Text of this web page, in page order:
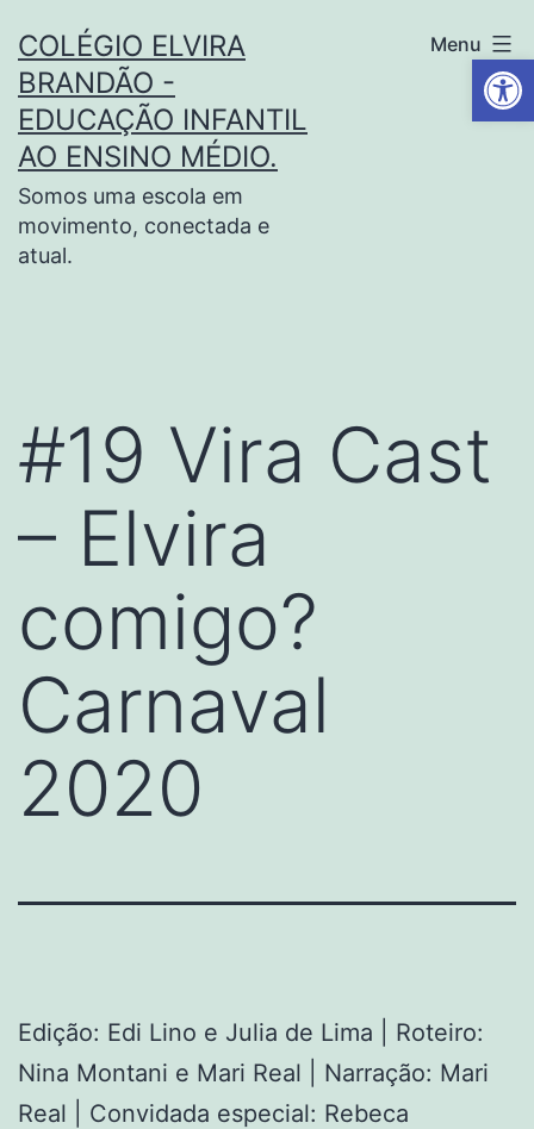
Barra de
COLÉGIO ELVIRA
BRANDÃO -
EDUCAÇÃO INFANTIL
AO ENSINO MÉDIO.
Somos uma escola em
movimento, conectada e
atual.
Menu
#19 Vira Cast
– Elvira
comigo?
Carnaval
2020
Edição: Edi Lino e Julia de Lima | Roteiro:
Nina Montani e Mari Real | Narração: Mari
Real | Convidada especial: Rebeca